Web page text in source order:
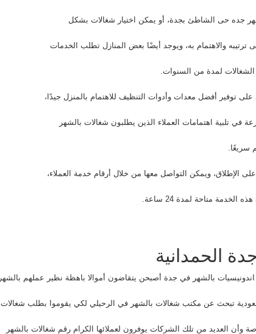
جده حى الشاطئ بجدة، أو يمكن اختيار شغالات بشكل
والاهتمام به، ويوجد أيضًا بعض المنازل تطلب الخدمات
لمدة من السنوات.
توفير أفضل معدات وأدوات التنظيف للاهتمام بالمنزل جيدًا،
في تلبية اهتمامات العملاء الذين يطلبون شغالات بالشهر
سريعًا.
الإطلاق، ويمكن التواصل معها من خلال أرقام خدمة العملاء،
متاحة لمدة 24 ساعة.
الحمدانية
بالشهر في جدة أصبحن يتقاضون أموالا باهظة نظير عملهم بالشهر
تبحث عن مكتب شغالات بالشهر في الرحيلي لكي يقوموا بطلب شغالات
وأن العديد من تلك الشركات يوفرون لعملائها الكرام رقم شغالات بالشهر